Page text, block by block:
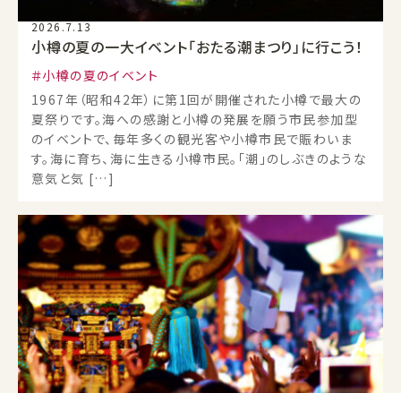
2026.7.13
小樽の夏の一大イベント「おたる潮まつり」に行こう！
小樽の夏のイベント
1967年（昭和42年）に第1回が開催された小樽で最大の
夏祭りです。海への感謝と小樽の発展を願う市民参加型
のイベントで、毎年多くの観光客や小樽市民で賑わいま
す。海に育ち、海に生きる小樽市民。「潮」のしぶきのような
意気と気 […]